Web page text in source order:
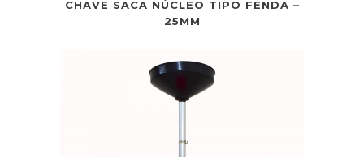
CHAVE SACA NÚCLEO TIPO FENDA –
25MM